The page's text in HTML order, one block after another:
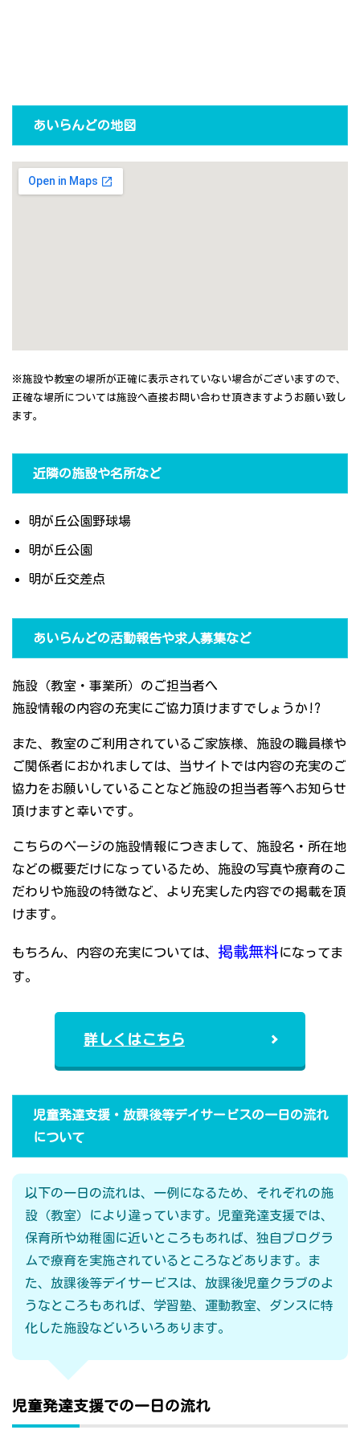
あいらんどの地図
※施設や教室の場所が正確に表示されていない場合がございますので、
正確な場所については施設へ直接お問い合わせ頂きますようお願い致し
ます。
近隣の施設や名所など
明が丘公園野球場
明が丘公園
明が丘交差点
あいらんどの活動報告や求人募集など
施設（教室・事業所）のご担当者へ
施設情報の内容の充実にご協力頂けますでしょうか!?
また、教室のご利用されているご家族様、施設の職員様や
ご関係者におかれましては、当サイトでは内容の充実のご
協力をお願いしていることなど施設の担当者等へお知らせ
頂けますと幸いです。
こちらのページの施設情報につきまして、施設名・所在地
などの概要だけになっているため、施設の写真や療育のこ
だわりや施設の特徴など、より充実した内容での掲載を頂
けます。
もちろん、内容の充実については、 掲載無料になってま
す。
詳しくはこちら
児童発達支援・放課後等デイサービスの一日の流れ
について
以下の一日の流れは、一例になるため、それぞれの施
設（教室）により違っています。児童発達支援では、
保育所や幼稚園に近いところもあれば、独自プログラ
ムで療育を実施されているところなどあります。ま
た、放課後等デイサービスは、放課後児童クラブのよ
うなところもあれば、学習塾、運動教室、ダンスに特
化した施設などいろいろあります。
児童発達支援での一日の流れ